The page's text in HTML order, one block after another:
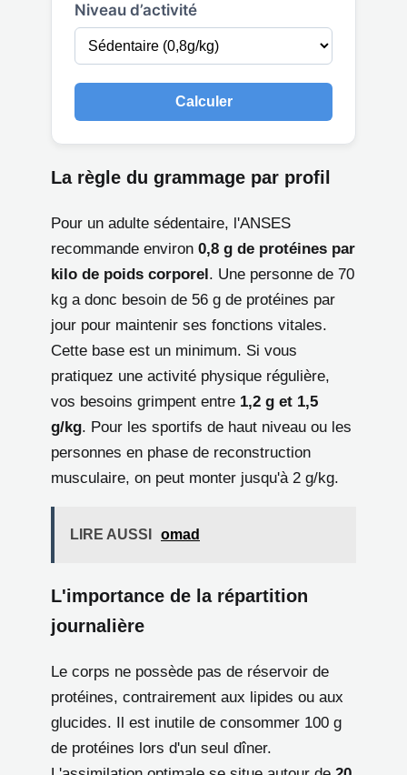
Niveau d’activité
Calculer
La règle du grammage par profil
Pour un adulte sédentaire, l'ANSES
recommande environ 0,8 g de protéines par
kilo de poids corporel. Une personne de 70
kg a donc besoin de 56 g de protéines par
jour pour maintenir ses fonctions vitales.
Cette base est un minimum. Si vous
pratiquez une activité physique régulière,
vos besoins grimpent entre 1,2 g et 1,5
g/kg. Pour les sportifs de haut niveau ou les
personnes en phase de reconstruction
musculaire, on peut monter jusqu'à 2 g/kg.
LIRE AUSSI omad
L'importance de la répartition
journalière
Le corps ne possède pas de réservoir de
protéines, contrairement aux lipides ou aux
glucides. Il est inutile de consommer 100 g
de protéines lors d'un seul dîner.